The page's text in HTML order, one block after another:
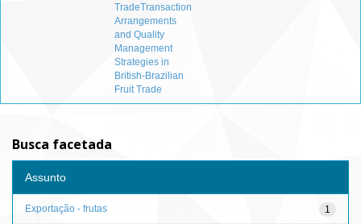
TradeTransaction
Arrangements
and Quality
Management
Strategies in
British-Brazilian
Fruit Trade
Busca facetada
Assunto
1
Exportação - frutas